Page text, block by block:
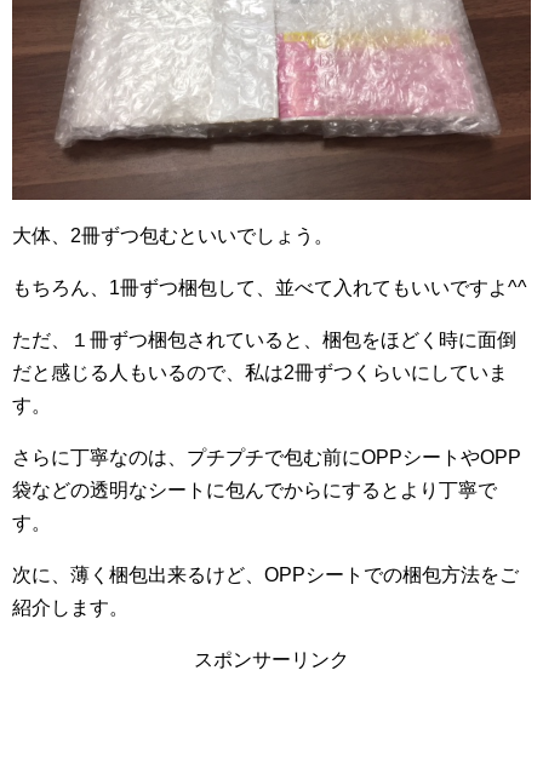
大体、2冊ずつ包むといいでしょう。
もちろん、1冊ずつ梱包して、並べて入れてもいいですよ^^
ただ、１冊ずつ梱包されていると、梱包をほどく時に面倒
だと感じる人もいるので、私は2冊ずつくらいにしていま
す。
さらに丁寧なのは、プチプチで包む前にOPPシートやOPP
袋などの透明なシートに包んでからにするとより丁寧で
す。
次に、薄く梱包出来るけど、OPPシートでの梱包方法をご
紹介します。
スポンサーリンク